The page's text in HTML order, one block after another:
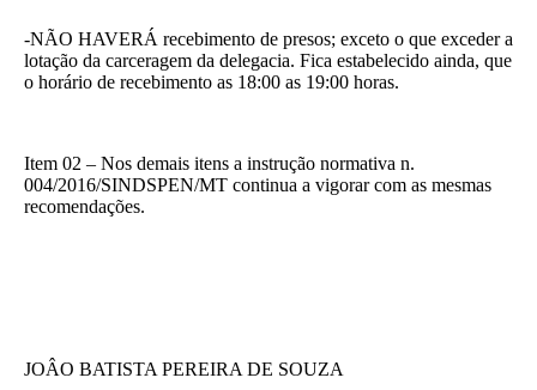
-NÃO HAVERÁ recebimento de presos; exceto o que exceder a
lotação da carceragem da delegacia. Fica estabelecido ainda, que
o horário de recebimento as 18:00 as 19:00 horas.
Item 02 – Nos demais itens a instrução normativa n.
004/2016/SINDSPEN/MT continua a vigorar com as mesmas
recomendações.
JOÂO BATISTA PEREIRA DE SOUZA